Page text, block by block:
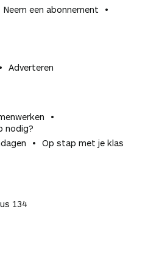
Neem een abonnement
Adverteren
nodig?
Op stap met je klas
134